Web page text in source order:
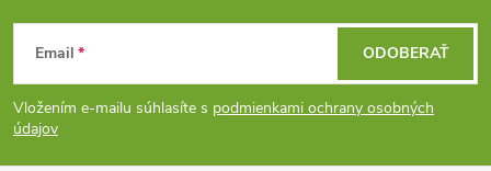
Z
á
p
Email
Vložením e-mailu súhlasíte s podmienkami ochrany osobných
údajov
ODOBERAŤ